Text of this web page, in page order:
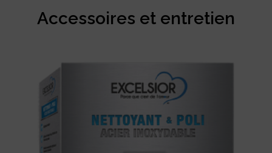
Accessoires et entretien